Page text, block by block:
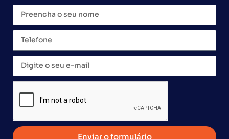
do que é hoje. A Don Corleone Pizzarias é uma dessas
marcas. Com mais de 20 unidades […]
Global Franchise
Enviar o formulário